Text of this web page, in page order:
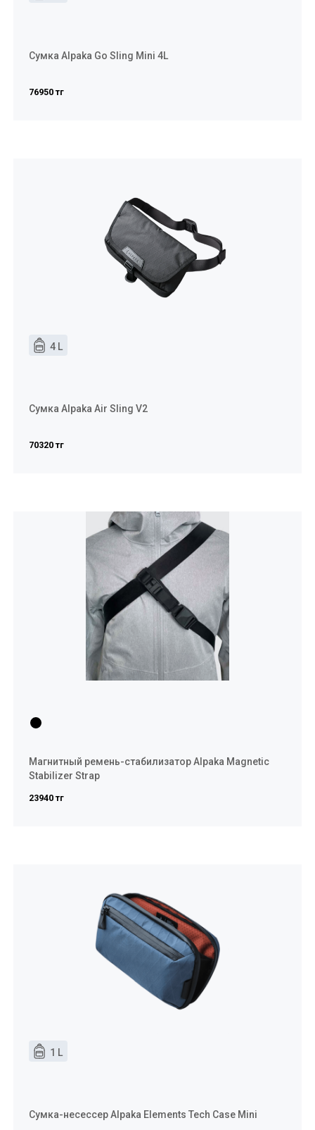
Сумка Alpaka Go Sling Mini 4L
76950 тг
4 L
Сумка Alpaka Air Sling V2
70320 тг
Магнитный ремень-стабилизатор Alpaka Magnetic
Stabilizer Strap
23940 тг
1 L
Сумка-несессер Alpaka Elements Tech Case Mini